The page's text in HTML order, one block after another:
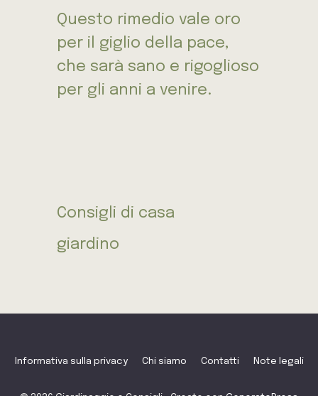
Questo rimedio vale oro
per il giglio della pace,
che sarà sano e rigoglioso
per gli anni a venire.
Consigli di casa
giardino
Informativa sulla privacy Chi siamo Contatti Note legali